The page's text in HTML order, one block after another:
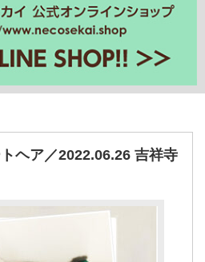
ヘア／2022.06.26 吉祥寺